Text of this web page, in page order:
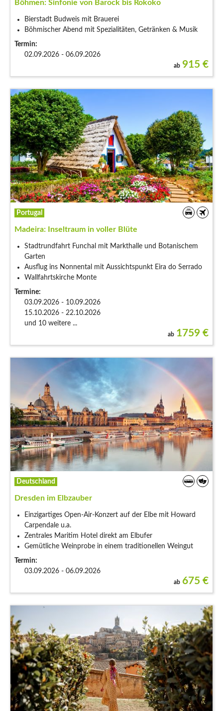
Böhmen: Sinfonie von Barock bis Rokoko
Bierstadt Budweis mit Brauerei
Böhmischer Abend mit Spezialitäten, Getränken & Musik
Termin:
02.09.2026 - 06.09.2026
ab 915 €
Portugal
Madeira: Inseltraum in voller Blüte
Stadtrundfahrt Funchal mit Markthalle und Botanischem
Garten
Ausflug ins Nonnental mit Aussichtspunkt Eira do Serrado
Wallfahrtskirche Monte
Termine:
03.09.2026 - 10.09.2026
15.10.2026 - 22.10.2026
und 10 weitere ...
ab 1759 €
Deutschland
Dresden im Elbzauber
Einzigartiges Open-Air-Konzert auf der Elbe mit Howard
Carpendale u.a.
Zentrales Maritim Hotel direkt am Elbufer
Gemütliche Weinprobe in einem traditionellen Weingut
Termin:
03.09.2026 - 06.09.2026
ab 675 €